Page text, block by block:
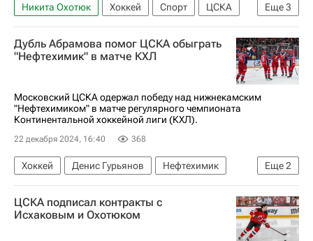
Еще3
Никита Охотюк Хоккей Спорт
ЦСКА
Барыс
Северсталь КХЛ 2025-2026
Дубль Абрамова помог ЦСКА обыграть
"Нефтехимик" в матче КХЛ
Московский ЦСКА одержал победу над нижнекамским
"Нефтехимиком" в матче регулярного чемпионата
Континентальной хоккейной лиги (КХЛ).
22 декабря 2024, 16:40 368
Еще2
Хоккей Денис Гурьянов
Нефтехимик
ЦСКА
КХЛ 2025-2026
ЦСКА подписал контракты с
Исхаковым и Охотюком